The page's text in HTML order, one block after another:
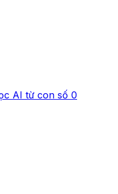
AI từ con số 0